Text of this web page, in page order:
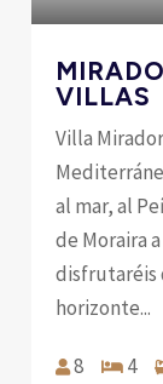
VILLAS
Villa
al mar, al
de Moraira
disfrutaréis
horizonte...
8 4